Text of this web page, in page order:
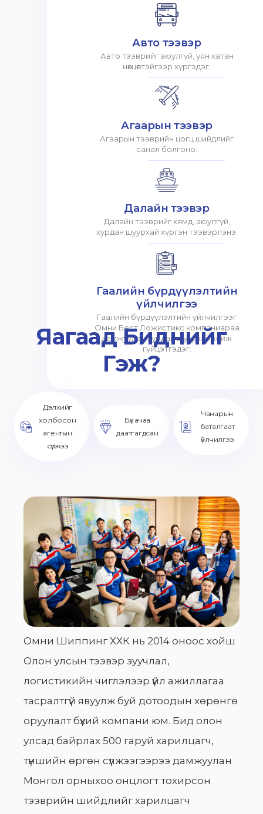
Авто тээвэр
Авто тээврийг аюулгүй, уян хатан
нөхцөлтэйгээр хүргэдэг.
Агаарын тээвэр
Агаарын тээврийн цогц шийдлийг
санал болгоно.
Далайн тээвэр
Далайн тээврийг хямд, аюулгүй,
хурдан шуурхай хүргэн тээвэрлэнэ.
Гаалийн бүрдүүлэлтийн
үйлчилгээ
Гаалийн бүрдүүлэлтийн үйлчилгээг
Омни Бест Ложистикс компаниараа
дамжуулан хурдан шуурхай хийж
гүйцэтгэдэг.
Яагаад Биднийг
Гэж?
Дэлхийг
холбосон
агентын
сүлжээ
Бүх ачаа
даатгагдсан
Чанарын
баталгаат
үйлчилгээ
Омни Шиппинг ХХК нь 2014 оноос хойш
Олон улсын тээвэр зуучлал,
логистикийн чиглэлээр үйл ажиллагаа
тасралтгүй явуулж буй дотоодын хөрөнгө
оруулалт бүхий компани юм. Бид олон
улсад байрлах 500 гаруй харилцагч,
түншийн өргөн сүлжээгээрээ дамжуулан
Монгол орныхоо онцлогт тохирсон
тээврийн шийдлийг харилцагч